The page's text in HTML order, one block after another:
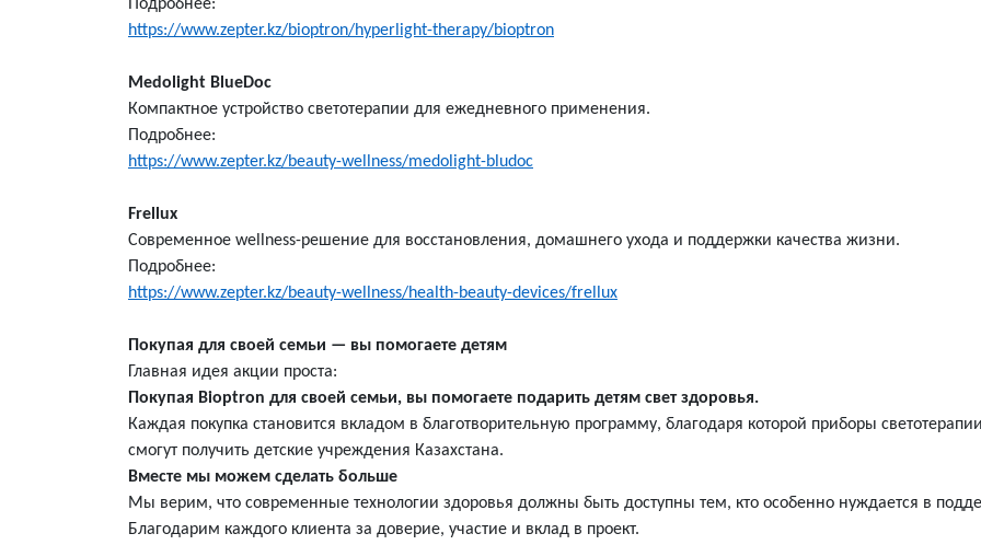
Подробнее:
https://www.zepter.kz/bioptron/hyperlight-therapy/bioptron
Medolight BlueDoc
Компактное устройство светотерапии для ежедневного применения.
Подробнее:
https://www.zepter.kz/beauty-wellness/medolight-bludoc
Frellux
Современное wellness-решение для восстановления, домашнего ухода и поддержки качества жизни.
Подробнее:
https://www.zepter.kz/beauty-wellness/health-beauty-devices/frellux
Покупая для своей семьи — вы помогаете детям
Главная идея акции проста:
Покупая Bioptron для своей семьи, вы помогаете подарить детям свет здоровья.
Каждая покупка становится вкладом в благотворительную программу, благодаря которой приборы светотерапии
смогут получить детские учреждения Казахстана.
Вместе мы можем сделать больше
Мы верим, что современные технологии здоровья должны быть доступны тем, кто особенно нуждается в
Благодарим каждого клиента за доверие, участие и вклад в проект.